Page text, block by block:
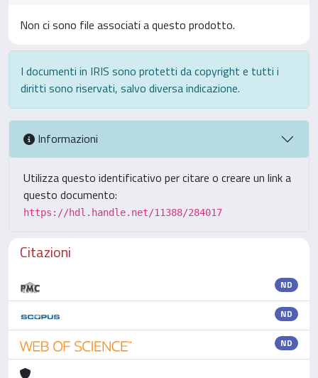
Non ci sono file associati a questo prodotto.
I documenti in IRIS sono protetti da copyright e tutti i
diritti sono riservati, salvo diversa indicazione.
Informazioni
Utilizza questo identificativo per citare o creare un link a
questo documento:
https://hdl.handle.net/11388/284017
Citazioni
ND
ND
ND